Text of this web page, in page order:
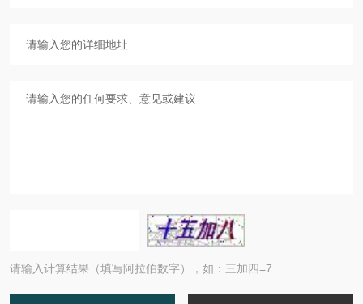
请输入计算结果（填写阿拉伯数字），如：三加四=7